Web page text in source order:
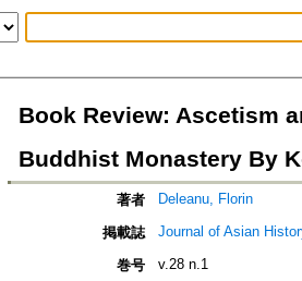
Book Review: Ascetism
Buddhist Monastery By
著者 Deleanu, Florin
掲載誌 Journal of Asian
巻号 v.28 n.1